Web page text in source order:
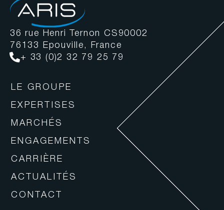
36 rue Henri Ternon CS90002
76133 Epouville, France
+ 33 (0)2 32 79 25 79
LE GROUPE
EXPERTISES
MARCHÉS
ENGAGEMENTS
CARRIÈRE
ACTUALITÉS
CONTACT